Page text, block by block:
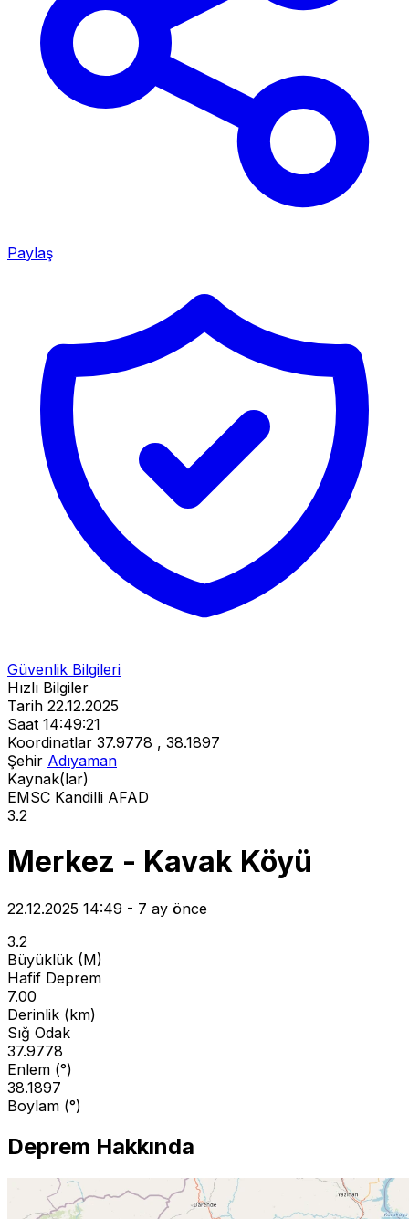
Paylaş
Güvenlik Bilgileri
Hızlı Bilgiler
Tarih 22.12.2025
Saat 14:49:21
Koordinatlar 37.9778 , 38.1897
Şehir Adıyaman
Kaynak(lar)
EMSC Kandilli AFAD
3.2
Merkez - Kavak Köyü
22.12.2025 14:49 - 7 ay önce
3.2
Büyüklük (M)
Hafif Deprem
7.00
Derinlik (km)
Sığ Odak
37.9778
Enlem (°)
38.1897
Boylam (°)
Deprem Hakkında